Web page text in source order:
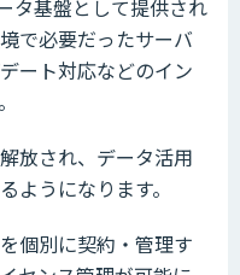
タ基盤として提供され
で必要だったサーバ
ート対応などのイン
放され、データ活用
ようになります。
個別に契約・管理す